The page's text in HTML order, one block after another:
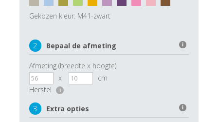
Gekozen kleur: M41-zwart
2 Bepaal de afmeting i
Afmeting (breedte x hoogte)
x
cm
Herstel
i
3 Extra opties i